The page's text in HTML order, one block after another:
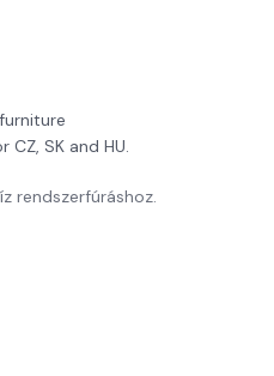
SK and HU.
rendszerfúráshoz.